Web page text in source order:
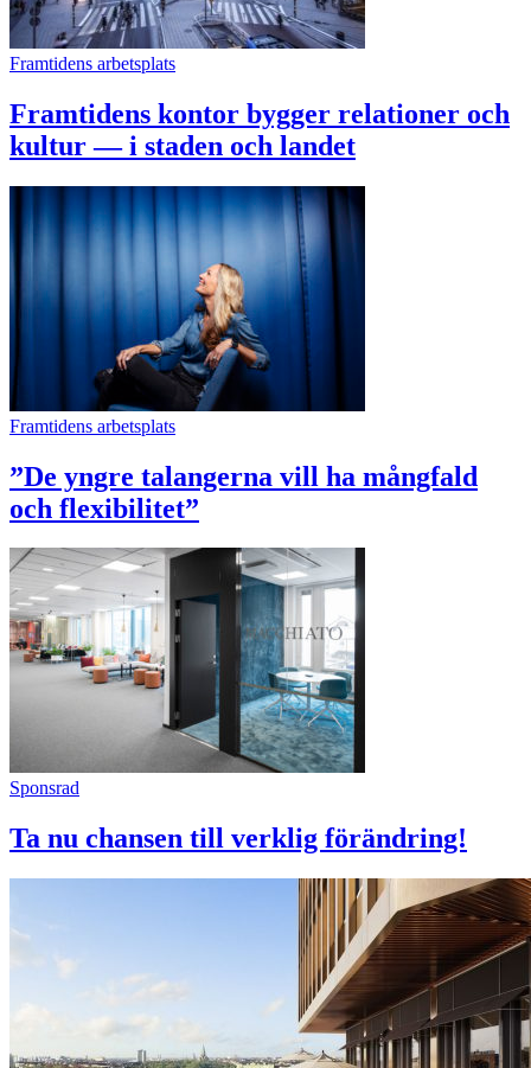
Framtidens arbetsplats
Framtidens kontor bygger relationer och
kultur — i staden och landet
Framtidens arbetsplats
”De yngre talangerna vill ha mångfald
och flexibilitet”
Sponsrad
Ta nu chansen till verklig förändring!